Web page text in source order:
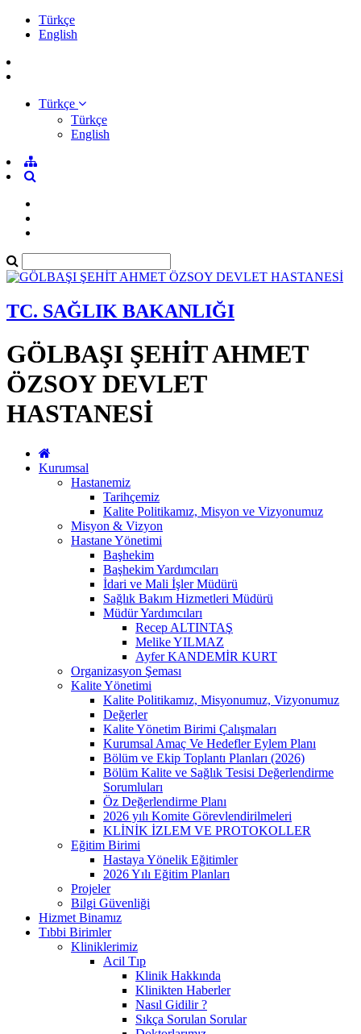
Türkçe
English
Türkçe
Türkçe
English
TC. SAĞLIK BAKANLIĞI
GÖLBAŞI ŞEHİT AHMET
ÖZSOY DEVLET
HASTANESİ
Kurumsal
Hastanemiz
Tarihçemiz
Kalite Politikamız, Misyon ve Vizyonumuz
Misyon & Vizyon
Hastane Yönetimi
Başhekim
Başhekim Yardımcıları
İdari ve Mali İşler Müdürü
Sağlık Bakım Hizmetleri Müdürü
Müdür Yardımcıları
Recep ALTINTAŞ
Melike YILMAZ
Ayfer KANDEMİR KURT
Organizasyon Şeması
Kalite Yönetimi
Kalite Politikamız, Misyonumuz, Vizyonumuz
Değerler
Kalite Yönetim Birimi Çalışmaları
Kurumsal Amaç Ve Hedefler Eylem Planı
Bölüm ve Ekip Toplantı Planları (2026)
Bölüm Kalite ve Sağlık Tesisi Değerlendirme
Sorumluları
Öz Değerlendirme Planı
2026 yılı Komite Görevlendirilmeleri
KLİNİK İZLEM VE PROTOKOLLER
Eğitim Birimi
Hastaya Yönelik Eğitimler
2026 Yılı Eğitim Planları
Projeler
Bilgi Güvenliği
Hizmet Binamız
Tıbbi Birimler
Kliniklerimiz
Acil Tıp
Klinik Hakkında
Klinikten Haberler
Nasıl Gidilir ?
Sıkça Sorulan Sorular